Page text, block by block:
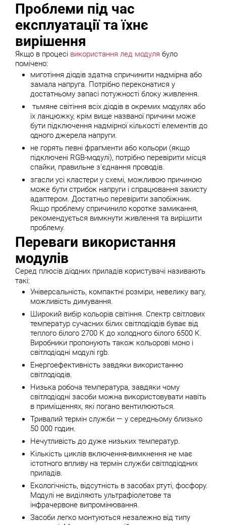
Проблеми під час
експлуатації та їхнє
вирішення
Якщо в процесі використання лед модуля було
помічено:
миготіння діодів здатна спричинити надмірна або
замала напруга. Потрібно переконатися у
достатньому запасі потужності блоку живлення.
тьмяне світіння всіх діодів в окремих модулях або
їх ланцюжку, крім вище названої причини може
бути підключення надмірної кількості елементів до
одного джерела напруги.
не горять певні фрагменти або кольори (якщо
підключені RGB-модулі), потрібно перевірити місця
спайки, правильне з'єднання проводів.
згасли усі кластери у схемі, можливою причиною
може бути стрибок напруги і спрацювання захисту
адаптером. Достатньо перевірити запобіжник.
Якщо проблему спричинило коротке замикання,
рекомендується вимкнути живлення та вирішити
проблему.
Переваги використання
модулів
Серед плюсів діодних приладів користувачі називають
такі:
Універсальність, компактні розміри, невелику вагу,
можливість димування.
Широкий вибір кольорів світіння. Спектр світлових
температур сучасних білих світлодіодів буває від
теплого білого 2700 К до холодного білого 6500 К.
Виробники пропонують також кольорові моно і
світлодіодні модулі rgb.
Енергоефективність завдяки використанню
світлодіодів.
Низька робоча температура, завдяки чому
світлодіодні засоби можна використовувати навіть
в приміщеннях, які погано вентилюються.
Тривалий термін служби — у середньому близько
50 000 годин.
Нечутливість до дуже низьких температур.
Кількість циклів включення-вимкнення не має
істотного впливу на термін служби світлодіодних
приладів.
Екологічність, відсутність в засобах ртуті, фосфору.
Модулі не виділяють ультрафіолетове та
інфрачервоне випромінювання.
Засоби легко монтуються незалежно від типу